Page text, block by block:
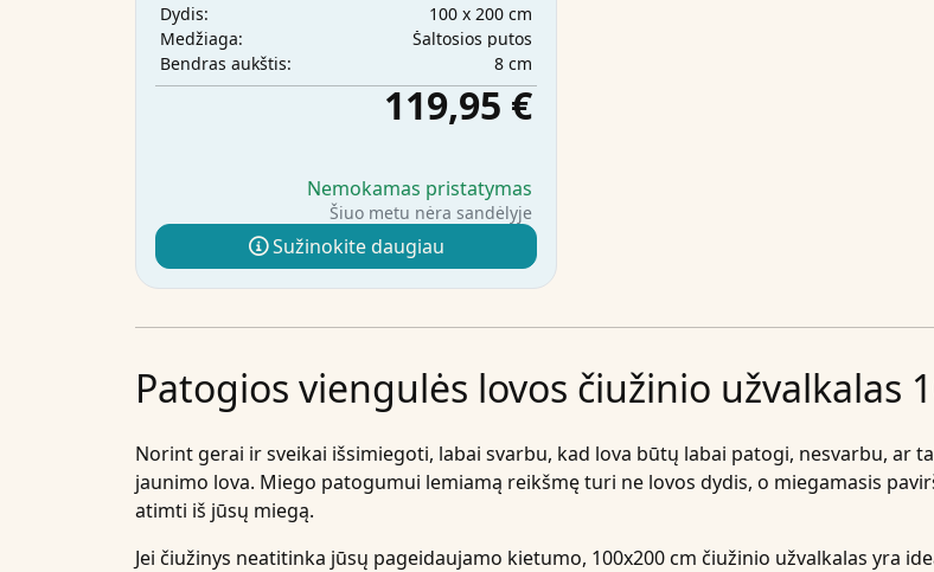
Dydis:
100 x 200 cm
Medžiaga:
Šaltosios putos
Bendras aukštis:
8 cm
119,95 €
Nemokamas pristatymas
Šiuo metu nėra sandėlyje
Sužinokite daugiau
Patogios viengulės lovos čiužinio užvalkalas
Norint gerai ir sveikai išsimiegoti, labai svarbu, kad lova būtų labai patogi, nesvarbu, ar
jaunimo lova. Miego patogumui lemiamą reikšmę turi ne lovos dydis, o miegamasis
atimti iš jūsų miegą.
Jei čiužinys neatitinka jūsų pageidaujamo kietumo, 100x200 cm čiužinio užvalkalas yra